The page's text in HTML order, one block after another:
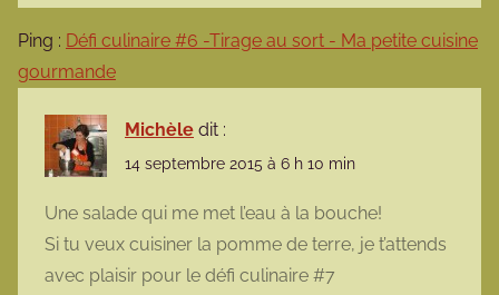
Ping : Défi culinaire #6 -Tirage au sort - Ma petite cuisine
gourmande
Michèle dit :
14 septembre 2015 à 6 h 10 min
Une salade qui me met l’eau à la bouche!
Si tu veux cuisiner la pomme de terre, je t’attends
avec plaisir pour le défi culinaire #7